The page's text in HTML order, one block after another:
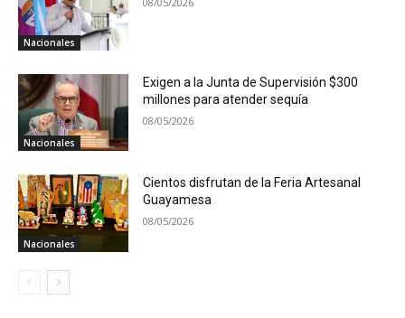
Nacionales
Nacionales
Exigen a la Junta de Supervisión $300
millones para atender sequía
08/05/2026
Nacionales
Cientos disfrutan de la Feria Artesanal
Guayamesa
08/05/2026